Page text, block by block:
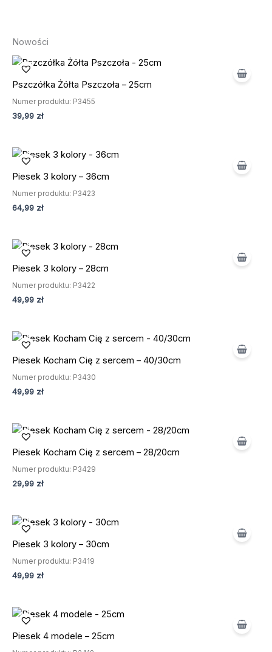
Nowości
Pszczółka Żółta Pszczoła – 25cm
Numer produktu: P3455
39,99 zł
Piesek 3 kolory – 36cm
Numer produktu: P3423
64,99 zł
Piesek 3 kolory – 28cm
Numer produktu: P3422
49,99 zł
Piesek Kocham Cię z sercem – 40/30cm
Numer produktu: P3430
49,99 zł
Piesek Kocham Cię z sercem – 28/20cm
Numer produktu: P3429
29,99 zł
Piesek 3 kolory – 30cm
Numer produktu: P3419
49,99 zł
Piesek 4 modele – 25cm